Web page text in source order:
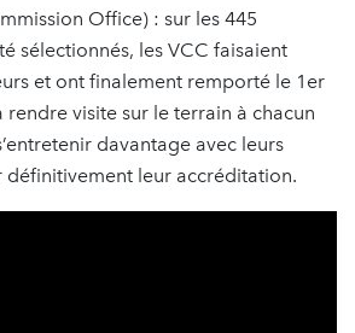
Office) : sur les 445
sélectionnés, les VCC faisaient
et ont finalement remporté le 1er
rendre visite sur le terrain à chacun
davantage avec leurs
définitivement leur accréditation.